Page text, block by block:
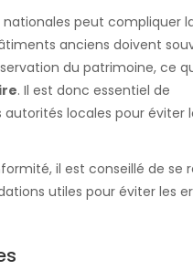
peut compliquer
anciens doivent
du patrimoine, ce
. Il est donc essentiel de
locales pour éviter
il est conseillé de se
utiles pour éviter les